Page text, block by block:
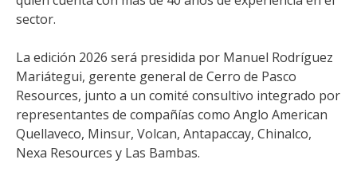
sector.
La edición 2026 será presidida por Manuel Rodríguez
Mariátegui, gerente general de Cerro de Pasco
Resources, junto a un comité consultivo integrado por
representantes de compañías como Anglo American
Quellaveco, Minsur, Volcan, Antapaccay, Chinalco,
Nexa Resources y Las Bambas.